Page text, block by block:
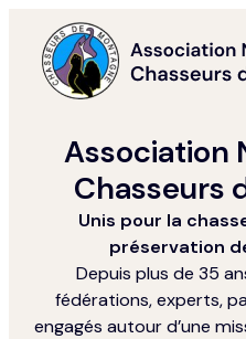
contenu
Association
Chasseurs
Unis pour la
préservation
Depuis plus de 35
fédérations, experts,
engagés autour d’une